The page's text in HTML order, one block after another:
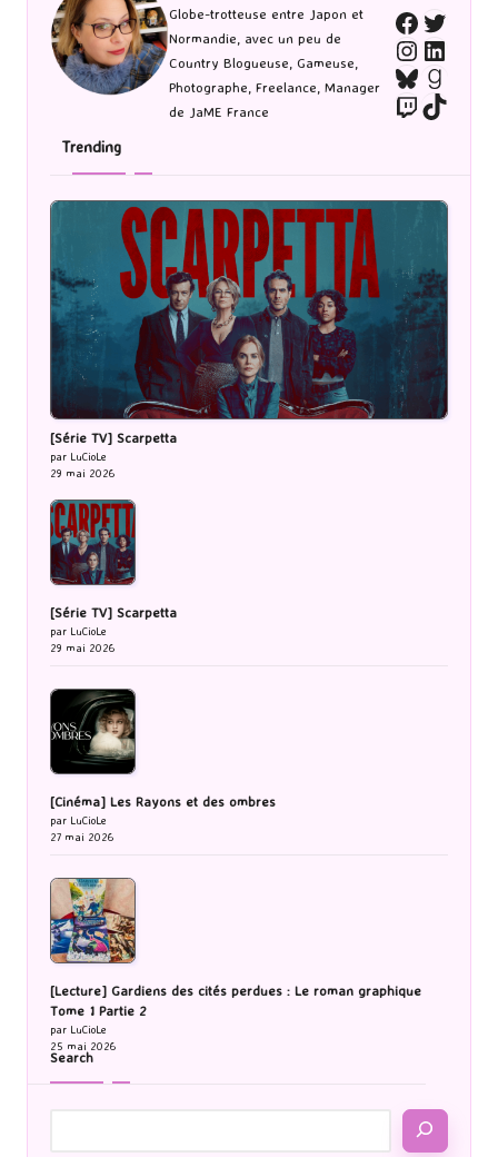
Globe-trotteuse entre Japon et
Normandie, avec un peu de
Country Blogueuse, Gameuse,
Photographe, Freelance, Manager
de JaME France
Bluesky
TwitchTikTok
Trending
[Série TV] Scarpetta
par LuCioLe
29 mai 2026
[Série TV] Scarpetta
par LuCioLe
29 mai 2026
[Cinéma] Les Rayons et des ombres
par LuCioLe
27 mai 2026
[Lecture] Gardiens des cités perdues : Le roman graphique
Tome 1 Partie 2
par LuCioLe
25 mai 2026
Search